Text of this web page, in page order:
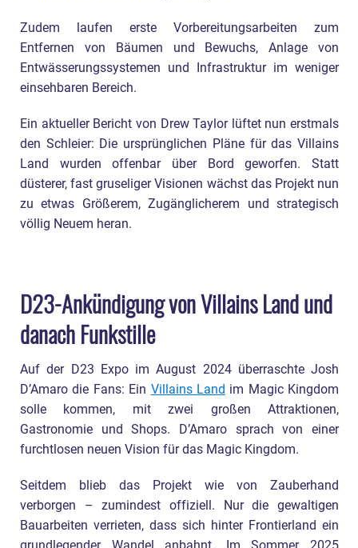
Zudem laufen erste Vorbereitungsarbeiten zum
Entfernen von Bäumen und Bewuchs, Anlage von
Entwässerungssystemen und Infrastruktur im weniger
einsehbaren Bereich.
Ein aktueller Bericht von Drew Taylor lüftet nun erstmals
den Schleier: Die ursprünglichen Pläne für das Villains
Land wurden offenbar über Bord geworfen. Statt
düsterer, fast gruseliger Visionen wächst das Projekt nun
zu etwas Größerem, Zugänglicherem und strategisch
völlig Neuem heran.
D23-Ankündigung von Villains Land und
danach Funkstille
Auf der D23 Expo im August 2024 überraschte Josh
D’Amaro die Fans: Ein Villains Land im Magic Kingdom
solle kommen, mit zwei großen Attraktionen,
Gastronomie und Shops. D’Amaro sprach von einer
furchtlosen neuen Vision für das Magic Kingdom.
Seitdem blieb das Projekt wie von Zauberhand
verborgen – zumindest offiziell. Nur die gewaltigen
Bauarbeiten verrieten, dass sich hinter Frontierland ein